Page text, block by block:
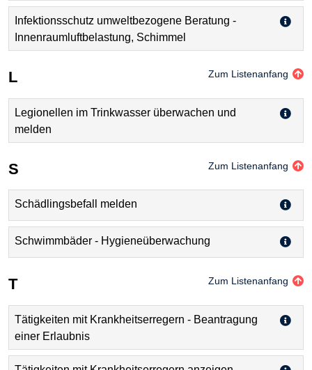
Infektionsschutz umweltbezogene Beratung -
Innenraumluftbelastung, Schimmel
L Zum Listenanfang
Legionellen im Trinkwasser überwachen und
melden
S Zum Listenanfang
Schädlingsbefall melden
Schwimmbäder - Hygieneüberwachung
T Zum Listenanfang
Tätigkeiten mit Krankheitserregern - Beantragung
einer Erlaubnis